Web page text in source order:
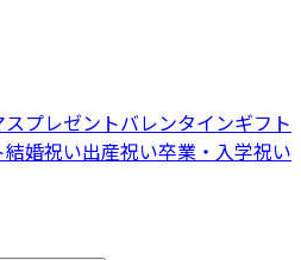
プレゼントバレンタインギフト
結婚祝い出産祝い卒業・入学祝い